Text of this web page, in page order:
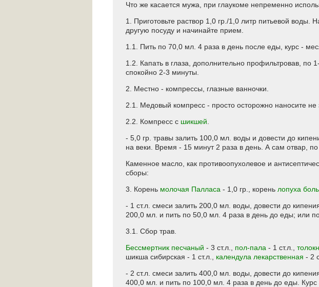
Что же касается мужа, при глаукоме непременно
1. Приготовьте раствор 1,0 гр./1,0 литр питьевой воды.
другую посуду и начинайте прием.
1.1. Пить по 70,0 мл. 4 раза в день после еды, курс -
1.2. Капать в глаза, дополнительно профильтровав, по
спокойно 2-3 минуты.
2. Местно - компрессы, глазные ванночки.
2.1. Медовый компресс - просто осторожно наносите не
2.2. Компресс с шикшей
- 5,0 гр. травы залить 100,0 мл. воды и довести до
на веки. Время - 15 минут 2 раза в день. А сам отвар,
Каменное масло, как противоопухолевое и
сборы:
3. Корень молочая Палласа - 1,0 гр., корень лопуха
- 1 ст.л. смеси залить 200,0 мл. воды, довести до
200,0 мл. и пить по 50,0 мл. 4 раза в день до еды; или
3.1. Сбор трав.
Бессмертник песчаный - 3 ст.л., пол-пала - 1 ст.л.,
шикша сибирская - 1 ст.л., календула лекарственная - 2
- 2 ст.л. смеси залить 400,0 мл. воды, довести до
400,0 мл. и пить по 100,0 мл. 4 раза в день до еды. Курс